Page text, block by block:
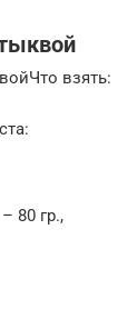
взять:
80 гр.,